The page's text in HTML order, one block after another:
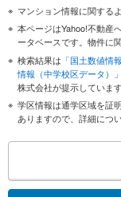
マンション情報に関する
本ページはYahoo!不動産
ータベースです。物件に
検索結果は 「国土数値情
情報（中学校区データ）
株式会社が提示しています
学区情報は通学区域を証
ありますので、詳細につ